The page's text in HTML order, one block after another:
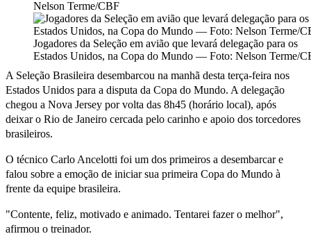
Nelson Terme/CBF
Jogadores da Seleção em avião que levará delegação para os
Estados Unidos, na Copa do Mundo — Foto: Nelson Terme/
A Seleção Brasileira desembarcou na manhã desta terça-feira nos
Estados Unidos para a disputa da Copa do Mundo. A delegação
chegou a Nova Jersey por volta das 8h45 (horário local), após
deixar o Rio de Janeiro cercada pelo carinho e apoio dos torcedores
brasileiros.
O técnico Carlo Ancelotti foi um dos primeiros a desembarcar e
falou sobre a emoção de iniciar sua primeira Copa do Mundo à
frente da equipe brasileira.
"Contente, feliz, motivado e animado. Tentarei fazer o melhor",
afirmou o treinador.